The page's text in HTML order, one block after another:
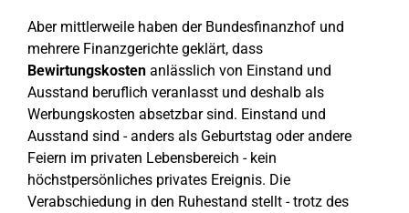
Aber mittlerweile haben der Bundesfinanzhof und
mehrere Finanzgerichte geklärt, dass
Bewirtungskosten anlässlich von Einstand und
Ausstand beruflich veranlasst und deshalb als
Werbungskosten absetzbar sind. Einstand und
Ausstand sind - anders als Geburtstag oder andere
Feiern im privaten Lebensbereich - kein
höchstpersönliches privates Ereignis. Die
Verabschiedung in den Ruhestand stellt - trotz des